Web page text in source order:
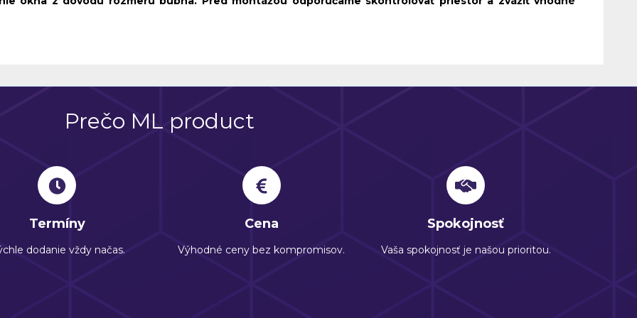
Prečo ML product
Termíny
dodanie vždy načas.
Cena
Výhodné ceny bez kompromisov.
Spokojnosť
Vaša spokojnosť je našou prioritou.